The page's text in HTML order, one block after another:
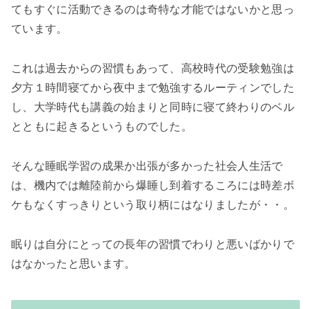
てもすぐに活動できるのは奇特な才能ではないかと思っ
ています。
これは過去からの習慣もあって、高校時代の受験勉強は
夕方１時間寝てから夜中まで勉強するルーティンでした
し、大学時代も講義の始まりと同時に寝て終わりのベル
とともに起きるというものでした。
そんな睡眠学習の成果か出張が多かった社会人生活で
は、機内では離陸前から爆睡し到着するころには時差ボ
ケもなくすっきりという取り柄にはなりましたが・・。
眠りは自分にとっての長年の習慣でわりと悪いばかりで
はなかったと思います。